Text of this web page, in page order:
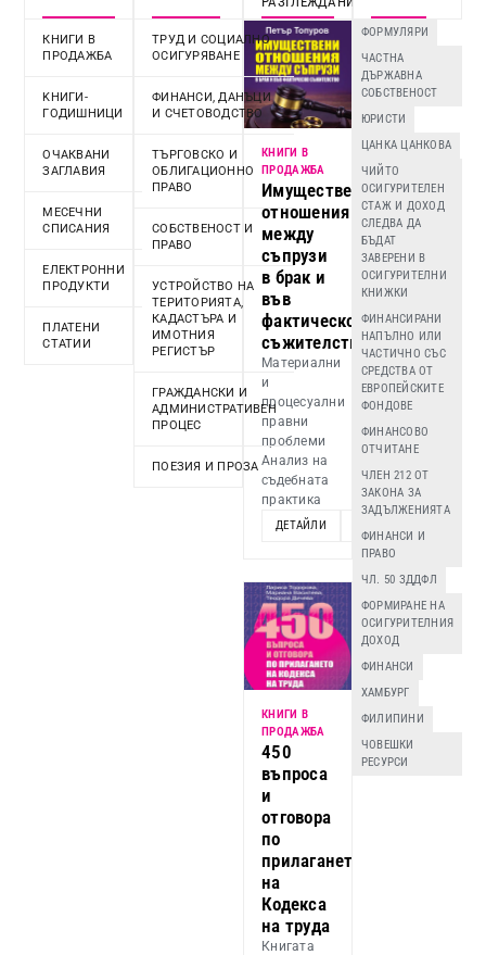
КНИГИ В
ПРОДАЖБА
KНИГИ-
ГОДИШНИЦИ
ОЧАКВАНИ
ЗАГЛАВИЯ
МЕСЕЧНИ
СПИСАНИЯ
ЕЛЕКТРОННИ
ПРОДУКТИ
ПЛАТЕНИ
СТАТИИ
ТРУД И СОЦИАЛНО
ОСИГУРЯВАНЕ
ФИНАНСИ, ДАНЪЦИ
И СЧЕТОВОДСТВО
ТЪРГОВСКО И
ОБЛИГАЦИОННО
ПРАВО
СОБСТВЕНОСТ И
ПРАВО
УСТРОЙСТВО НА
ТЕРИТОРИЯТА,
КАДАСТЪРА И
ИМОТНИЯ
РЕГИСТЪР
ГРАЖДАНСКИ И
АДМИНИСТРАТИВЕН
ПРОЦЕС
ПОЕЗИЯ И ПРОЗА
КНИГИ В
ПРОДАЖБА
Имуществени
отношения
между
съпрузи
в брак и
във
фактическо
съжителство
Материални
и
процесуални
правни
проблеми
Анализ на
съдебната
практика
ДЕТАЙЛИ
КНИГИ В
ПРОДАЖБА
450
въпроса
и
отговора
по
прилагането
на
Кодекса
на труда
Книгата
ФОРМУЛЯРИ
ЧАСТНА
ДЪРЖАВНА
СОБСТВЕНОСТ
ЮРИСТИ
ЦАНКА ЦАНКОВА
ЧИЙТО
ОСИГУРИТЕЛЕН
СТАЖ И ДОХОД
СЛЕДВА ДА
БЪДАТ
ЗАВЕРЕНИ В
ОСИГУРИТЕЛНИ
КНИЖКИ
ФИНАНСИРАНИ
НАПЪЛНО ИЛИ
ЧАСТИЧНО СЪС
СРЕДСТВА ОТ
ЕВРОПЕЙСКИТЕ
ФОНДОВЕ
ФИНАНСОВО
ОТЧИТАНЕ
ЧЛЕН 212 ОТ
ЗАКОНА ЗА
ЗАДЪЛЖЕНИЯТА
ФИНАНСИ И
ПРАВО
ЧЛ. 50 ЗДДФЛ
ФОРМИРАНЕ НА
ОСИГУРИТЕЛНИЯ
ДОХОД
ФИНАНСИ
ХАМБУРГ
ФИЛИПИНИ
ЧОВЕШКИ
РЕСУРСИ